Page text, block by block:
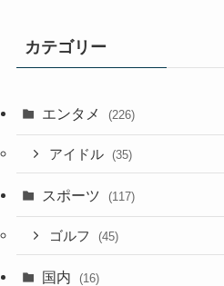
カテゴリー
エンタメ (226)
アイドル (35)
スポーツ (117)
ゴルフ (45)
国内 (16)